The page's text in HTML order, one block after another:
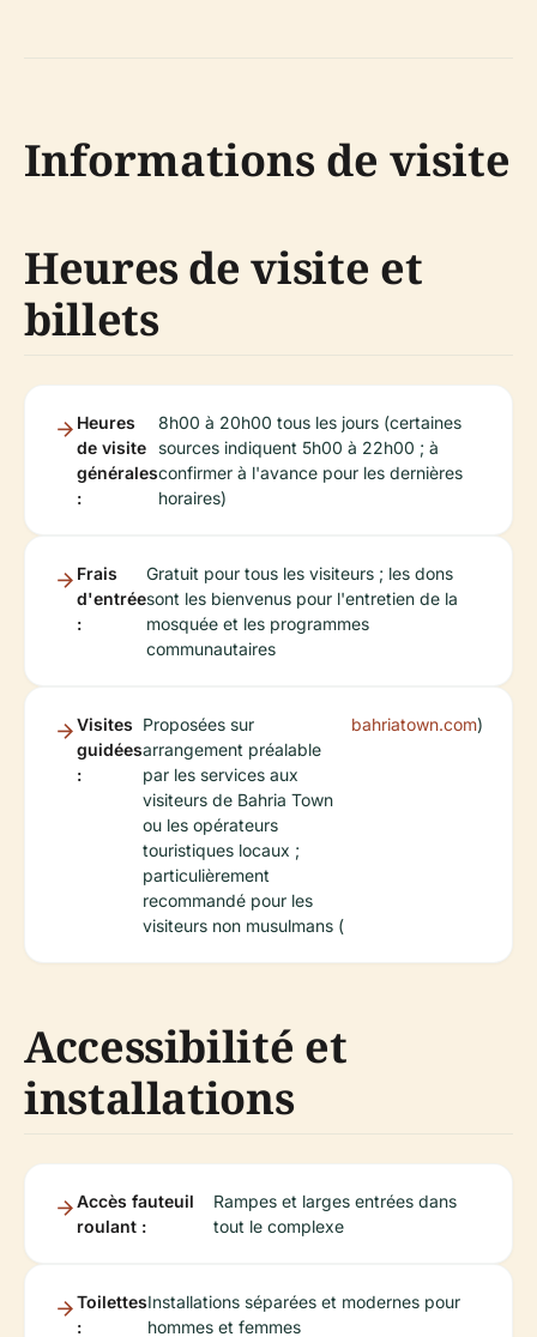
Informations de visite
Heures de visite et
billets
Heures
de visite
générales
:
8h00 à 20h00 tous les jours (certaines
sources indiquent 5h00 à 22h00 ; à
confirmer à l'avance pour les dernières
horaires)
Frais
d'entrée
:
Gratuit pour tous les visiteurs ; les dons
sont les bienvenus pour l'entretien de la
mosquée et les programmes
communautaires
Visites
guidées
:
Proposées sur
arrangement préalable
par les services aux
visiteurs de Bahria Town
ou les opérateurs
touristiques locaux ;
particulièrement
recommandé pour les
visiteurs non musulmans (
bahriatown.com)
Accessibilité et
installations
Accès fauteuil
roulant :
Rampes et larges entrées dans
tout le complexe
Toilettes
:
Installations séparées et modernes pour
hommes et femmes